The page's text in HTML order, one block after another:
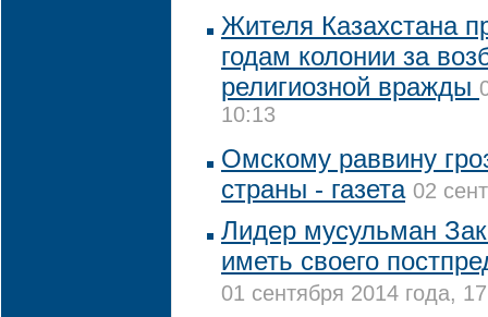
Жителя Казахстана
годам колонии за
религиозной вражды
10:13
Омскому раввину
страны - газета 02
Лидер мусульман
иметь своего
01 сентября 2014 года,